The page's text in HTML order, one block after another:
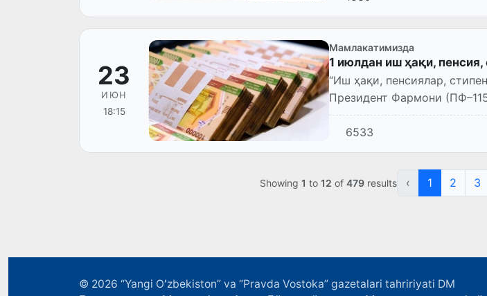
23
ИЮН
18:15
Мамлакатимизда
1 июлдан иш ҳақи,
“Иш ҳақи, пенсиялар,
Президент Фармони
6533
Showing 1 to 12 of 479results ‹ 1 2 3
© 2026 “Yangi Oʻzbekiston” va “Pravda Vostoka” gazetalari tahririyati DM